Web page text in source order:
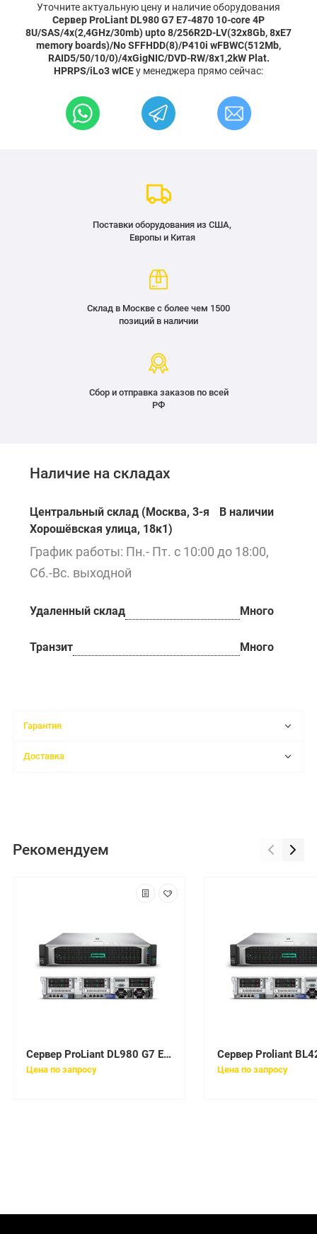
Уточните актуальную цену и наличие оборудования
Сервер ProLiant DL980 G7 E7-4870 10-core 4P
8U/SAS/4x(2,4GHz/30mb) upto 8/256R2D-LV(32x8Gb, 8xE7
memory boards)/No SFFHDD(8)/P410i wFBWC(512Mb,
RAID5/50/10/0)/4xGigNIC/DVD-RW/8x1,2kW Plat.
HPRPS/iLo3 wICEу менеджера прямо сейчас:
Поставки оборудования из США,
Европы и Китая
Склад в Москве с более чем 1500
позиций в наличии
Сбор и отправка заказов по всей
РФ
Наличие на складах
Центральный склад (Москва, 3-я
Хорошёвская улица, 18к1)
В наличии
График работы: Пн.- Пт. с 10:00 до 18:00,
Сб.-Вс. выходной
Удаленный склад Много
Транзит Много
Гарантия
Доставка
Рекомендуем
Сервер ProLiant DL980 G7 E7-2860 10-core 4P 8U/SAS/4x(2,26GHz/24mb) up to 8/128R2D-LV(16x8Gb, 8xE7 memory boards)/No SFFHDD(8)/P410i wFBWC(512Mb, RAID5/50/10/0)/4xGigNIC/DVD-RW/4x1,2kW Plat. HPRPS/iLo3 wICE
Цена по запросу Цена по запросу